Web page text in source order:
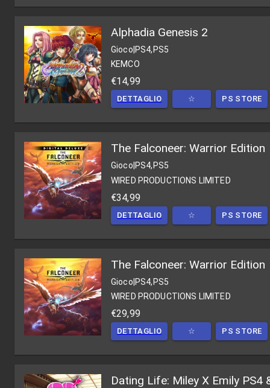
Alphadia Genesis 2
Gioco|PS4,PS5
KEMCO
€14,99
DETTAGLIO ☆ PS STORE
The Falconeer: Warrior Edition
Gioco PS4,PS5
WIRED PRODUCTIONS LIMITED
€34,99
DETTAGLIO ☆ PS STORE
The Falconeer: Warrior Edition
Gioco|PS4,PS5
WIRED PRODUCTIONS LIMITED
€29,99
DETTAGLIO ☆ PS STORE
Dating Life: Miley X Emily PS4